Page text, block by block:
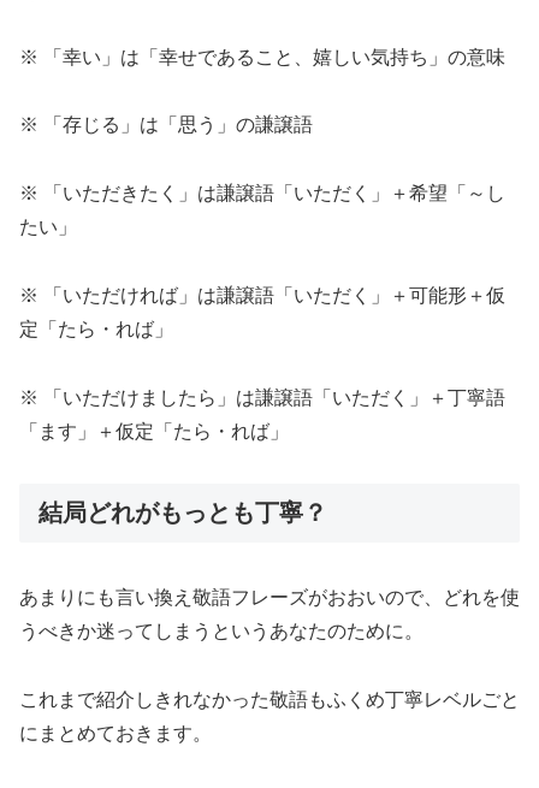
※ 「幸い」は「幸せであること、嬉しい気持ち」の意味
※ 「存じる」は「思う」の謙譲語
※ 「いただきたく」は謙譲語「いただく」＋希望「～し
たい」
※ 「いただければ」は謙譲語「いただく」＋可能形＋仮
定「たら・れば」
※ 「いただけましたら」は謙譲語「いただく」＋丁寧語
「ます」＋仮定「たら・れば」
結局どれがもっとも丁寧？
あまりにも言い換え敬語フレーズがおおいので、どれを使
うべきか迷ってしまうというあなたのために。
これまで紹介しきれなかった敬語もふくめ丁寧レベルごと
にまとめておきます。